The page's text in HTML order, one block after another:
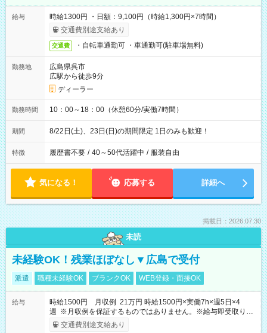
給与
時給1300円 ・日額：9,100円（時給1,300円×7時間）
交通費別途支給あり
交通費 ・自転車通勤可 ・車通勤可(駐車場無料)
勤務地
広島県呉市
広駅から徒歩9分
ディーラー
勤務時間 10：00～18：00（休憩60分/実働7時間）
期間 8/22日(土)、23日(日)の期間限定 1日のみも歓迎！
特徴 履歴書不要 / 40～50代活躍中 / 服装自由
気になる！ 応募する 詳細へ
掲載日：2026.07.30
未読
未経験OK！残業ほぼなし▼広島で受付
派遣 職種未経験OK ブランクOK WEB登録・面接OK
給与
時給1500円 月収例 21万円 時給1500円×実働7h×週5日×4
週 ※月収例を保証するものではありません。※給与即受取りサ
ービス利用可（利用条件有）
交通費別途支給あり